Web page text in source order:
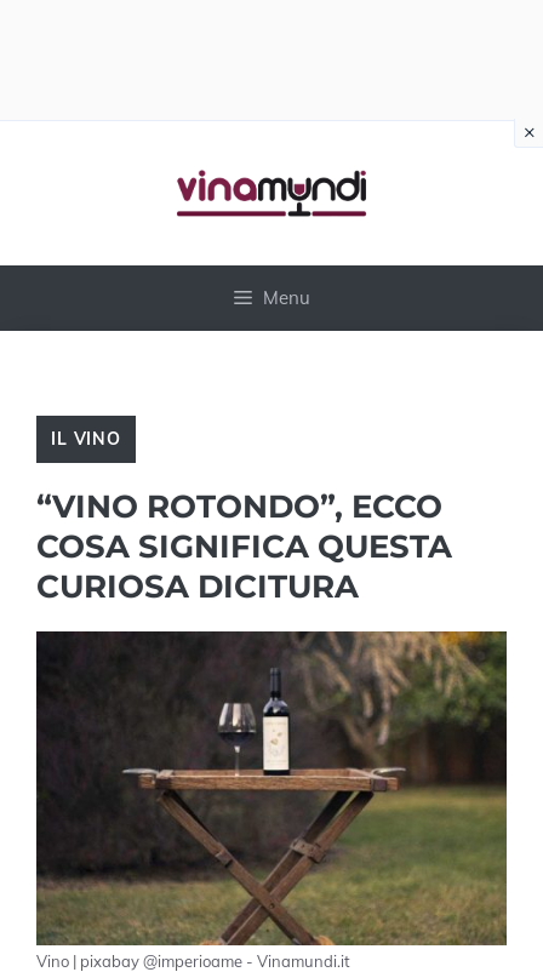
Menu
IL VINO
“VINO ROTONDO”, ECCO
COSA SIGNIFICA QUESTA
CURIOSA DICITURA
Vino | pixabay @imperioame - Vinamundi.it
×